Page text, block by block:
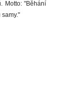
Motto: "Běhání